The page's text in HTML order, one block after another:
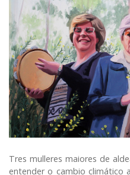
Tres mulleres maiores de
entender o cambio climático